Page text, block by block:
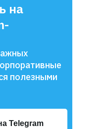
на
Telegram
полезными